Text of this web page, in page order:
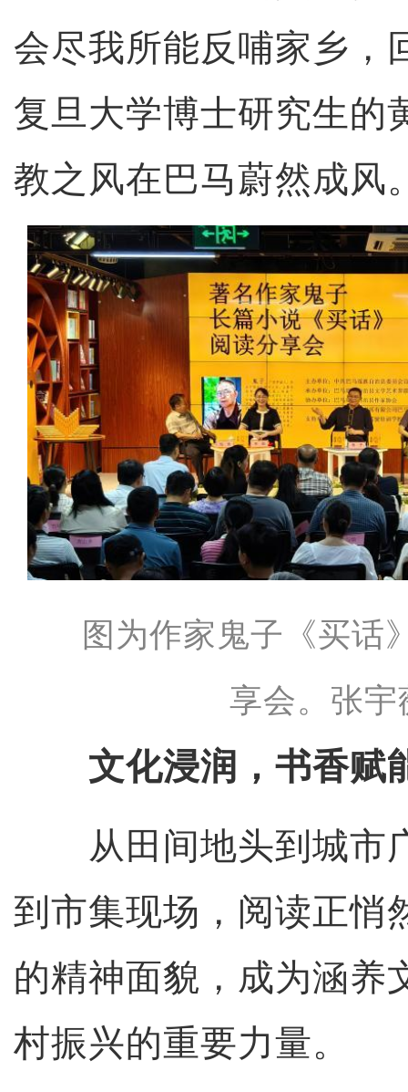
会尽我所能反哺家乡，
复旦大学博士研究生的
教之风在巴马蔚然成风
图为作家鬼子《买话
享会。张宇
文化浸润，书香赋
从田间地头到城市
到市集现场，阅读正悄
的精神面貌，成为涵养
村振兴的重要力量。